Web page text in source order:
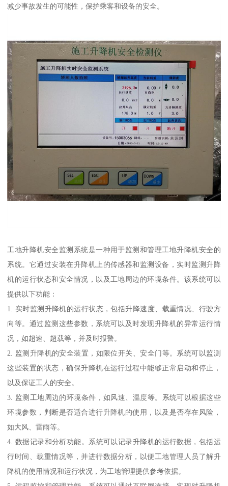
减少事故发生的可能性，保护乘客和设备的安全。
工地升降机安全监测系统是一种用于监测和管理工地升降机安全的
系统。它通过安装在升降机上的传感器和监测设备，实时监测升降
机的运行状态和安全情况，以及工地周边的环境条件。该系统可以
提供以下功能：
1. 实时监测升降机的运行状态，包括升降速度、载重情况、行驶方
向等。通过监测这些参数，系统可以及时发现升降机的异常运行情
况，如超速、超载等，并及时报警。
2. 监测升降机的安全装置，如限位开关、安全门等。系统可以监测
这些装置的状态，确保升降机在运行过程中能够正常启动和停止，
以及保证工人的安全。
3. 监测工地周边的环境条件，如风速、温度等。系统可以根据这些
环境参数，判断是否适合进行升降机的使用，以及是否存在风险，
如大风、雷雨等。
4. 数据记录和分析功能。系统可以记录升降机的运行数据，包括运
行时间、载重情况等，并进行数据分析，以便工地管理人员了解升
降机的使用情况和运行状况，为工地管理提供参考依据。